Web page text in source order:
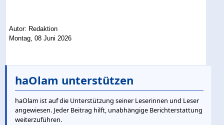
Autor: Redaktion
Montag, 08 Juni 2026
haOlam unterstützen
haOlam ist auf die Unterstützung seiner Leserinnen und Leser
angewiesen. Jeder Beitrag hilft, unabhängige Berichterstattung
weiterzuführen.